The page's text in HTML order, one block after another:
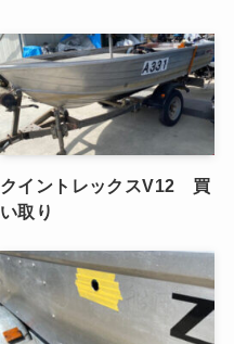
クイントレックスV12 買
い取り